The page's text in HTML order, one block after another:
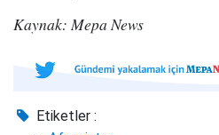
Kaynak: Mepa News
Etiketler :